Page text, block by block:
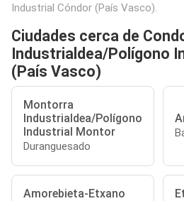
Industrial Cóndor (País Vasco).
Ciudades cerca de
Industrialdea/Polígono
(País Vasco)
Montorra
Industrialdea/Polígono
Industrial Montor
Duranguesado
Amorebieta-Etxano